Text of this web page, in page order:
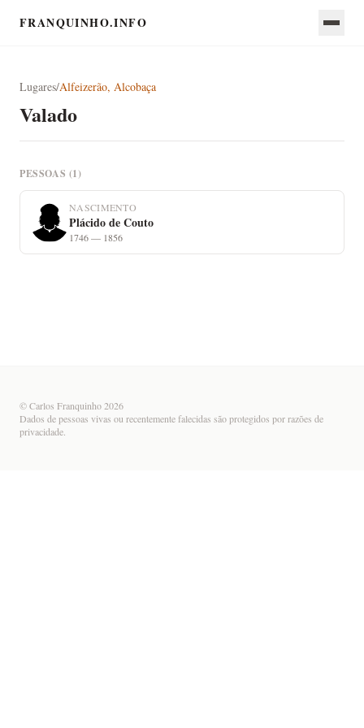
FRANQUINHO.INFO
Lugares/Alfeizerão, Alcobaça
Valado
PESSOAS (1)
NASCIMENTO
Plácido de Couto
1746 — 1856
© Carlos Franquinho 2026
Dados de pessoas vivas ou recentemente falecidas são protegidos por razões de
privacidade.